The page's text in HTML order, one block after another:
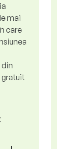
mai
care
gratuit